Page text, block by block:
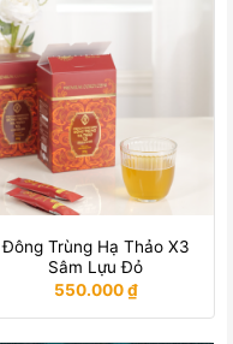
Đông Trùng Hạ Thảo X3
Sâm Lựu Đỏ
550.000₫